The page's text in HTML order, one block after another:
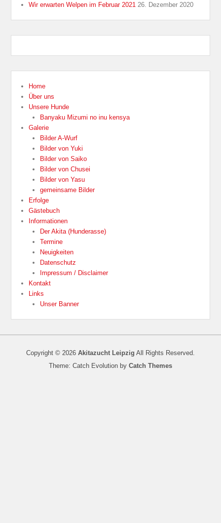
Wir erwarten Welpen im Februar 2021 26. Dezember 2020
Home
Über uns
Unsere Hunde
Banyaku Mizumi no inu kensya
Galerie
Bilder A-Wurf
Bilder von Yuki
Bilder von Saiko
Bilder von Chusei
Bilder von Yasu
gemeinsame Bilder
Erfolge
Gästebuch
Informationen
Der Akita (Hunderasse)
Termine
Neuigkeiten
Datenschutz
Impressum / Disclaimer
Kontakt
Links
Unser Banner
Copyright © 2026 Akitazucht Leipzig All Rights Reserved.
Theme: Catch Evolution by Catch Themes